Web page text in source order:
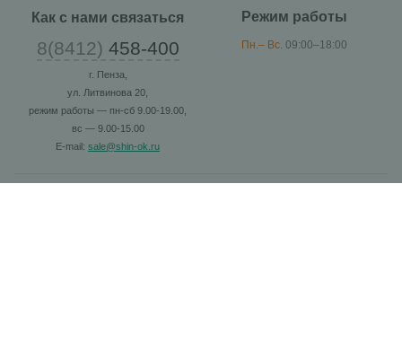
Как с нами связаться
8(8412) 458-400
г. Пенза,
ул. Литвинова 20,
режим работы — пн-сб 9.00-19.00,
вс — 9.00-15.00
E-mail: sale@shin-ok.ru
Режим работы
Пн.– Вс. 09:00–18:00